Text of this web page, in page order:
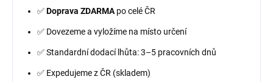
✅Doprava ZDARMApo celé ČR
✅ Dovezeme a vyložíme na místo určení
✅ Standardní dodací lhůta: 3–5 pracovních dnů
✅ Expedujeme z ČR (skladem)